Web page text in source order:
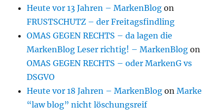
Heute vor 13 Jahren – MarkenBlog on
FRUSTSCHUTZ – der Freitagsfindling
OMAS GEGEN RECHTS – da lagen die
MarkenBlog Leser richtig! – MarkenBlog on
OMAS GEGEN RECHTS – oder MarkenG vs
DSGVO
Heute vor 18 Jahren – MarkenBlog onMarke
“law blog” nicht löschungsreif